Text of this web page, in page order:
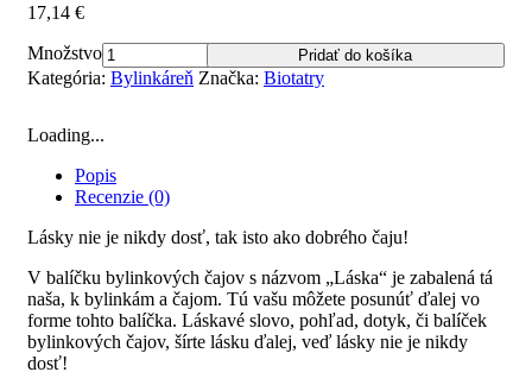
17,14 €
Množstvo
Pridať do košíka
Kategória: Bylinkáreň Značka: Biotatry
Loading...
Popis
Recenzie (0)
Lásky nie je nikdy dosť, tak isto ako dobrého čaju!
V balíčku bylinkových čajov s názvom „Láska“ je zabalená tá
naša, k bylinkám a čajom. Tú vašu môžete posunúť ďalej vo
forme tohto balíčka. Láskavé slovo, pohľad, dotyk, či balíček
bylinkových čajov, šírte lásku ďalej, veď lásky nie je nikdy
dosť!